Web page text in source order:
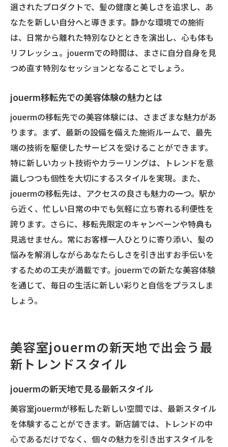
選されたプロダクトで、髪の健康と美しさを追求し、あ
なたを新しい自分へと導きます。静かな環境での施術
は、日常から離れた特別なひとときを演出し、心も体も
リフレッシュ。jouermでの時間は、まさに自分自身を見
つめ直す特別なセッションとなることでしょう。
jouerm移転先での美容体験の魅力とは
jouermの移転先での美容体験には、さまざまな魅力があ
ります。まず、最新の設備を備えた施術ルームで、最先
端の技術を駆使したサービスを受けることができます。
特に新しいカット技術やカラーリングは、トレンドを意
識しつつも個性を大切にするスタイルを実現。また、
jouermの移転先は、アクセスの良さも魅力の一つ。駅か
ら近く、忙しい日常の中でも気軽に立ち寄れる利便性を
誇ります。さらに、移転先限定のキャンペーンや特典も
見逃せません。常にお客様一人ひとりに寄り添い、髪の
悩みを解消しながらあなたらしさを引き出すお手伝いを
するための工夫が満載です。jouermでの新たな美容体験
を通じて、毎日の生活に新しい彩りと自信をプラスしま
しょう。
美容室jouermの新天地で出会う最
新トレンドスタイル
jouermの新天地で見る最新スタイル
美容室jouermが移転した新しい空間では、最新スタイル
を体験することができます。新店舗では、トレンドの中
心であるだけでなく、個々の魅力を引き出すスタイルを